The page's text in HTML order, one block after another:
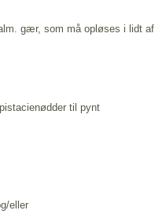
gær, som må opløses i lidt af
til pynt
eller